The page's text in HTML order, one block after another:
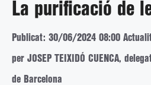
La purificació de
Publicat: 30/06/2024 08:00
per JOSEP TEIXIDÓ CUENCA,
de Barcelona